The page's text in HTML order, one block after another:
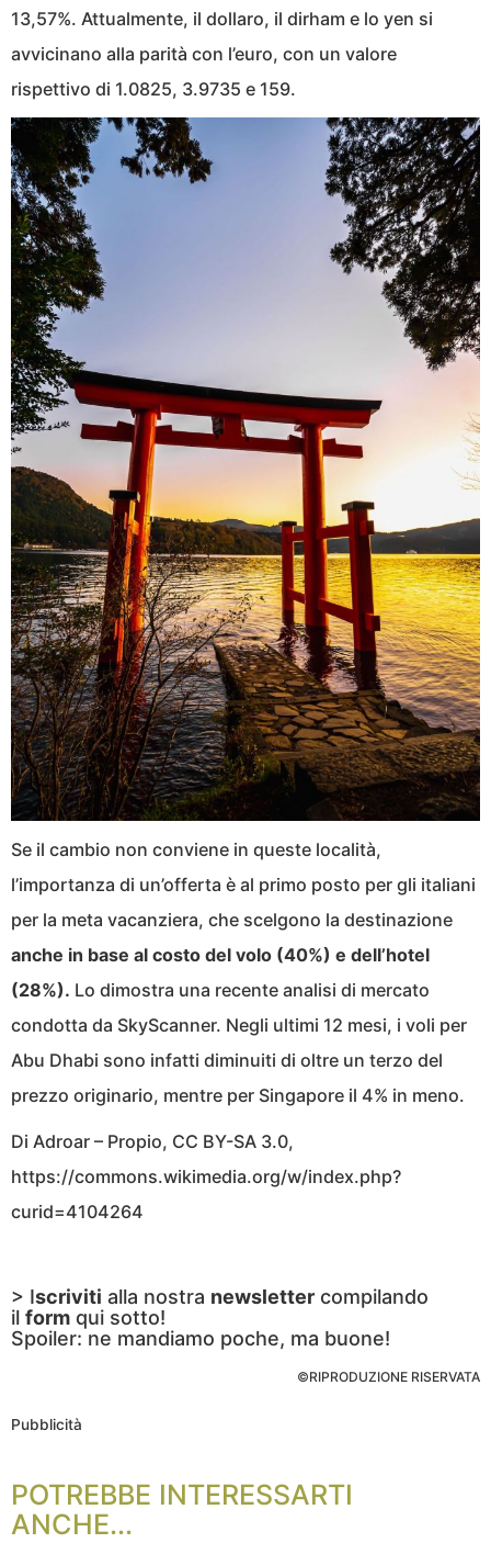
13,57%. Attualmente, il dollaro, il dirham e lo yen si
avvicinano alla parità con l’euro, con un valore
rispettivo di 1.0825, 3.9735 e 159.
Se il cambio non conviene in queste località,
l’importanza di un’offerta è al primo posto per gli italiani
per la meta vacanziera, che scelgono la destinazione
anche in base al costo del volo (40%) e dell’hotel
(28%). Lo dimostra una recente analisi di mercato
condotta da SkyScanner. Negli ultimi 12 mesi, i voli per
Abu Dhabi sono infatti diminuiti di oltre un terzo del
prezzo originario, mentre per Singapore il 4% in meno.
Di Adroar – Propio, CC BY-SA 3.0,
https://commons.wikimedia.org/w/index.php?
curid=4104264
> Iscriviti alla nostra newsletter compilando
il form qui sotto!
Spoiler: ne mandiamo poche, ma buone!
©RIPRODUZIONE RISERVATA
Pubblicità
POTREBBE INTERESSARTI
ANCHE...